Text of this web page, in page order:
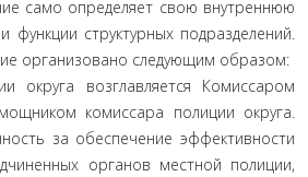
само определяет свою внутреннюю
функции структурных подразделений.
организовано следующим образом:
округа возглавляется Комиссаром
комиссара полиции округа.
за обеспечение эффективности
органов местной полиции,